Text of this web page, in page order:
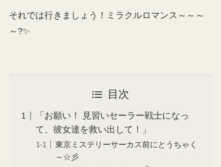
それでは行きましょう！ミラクルロマンス～～～
～?✨
目次
「お願い！ 見習いセーラー戦士になっ
て、彼女達を救い出して！」
東京ミステリーサーカス前にとうちゃく
～☆彡